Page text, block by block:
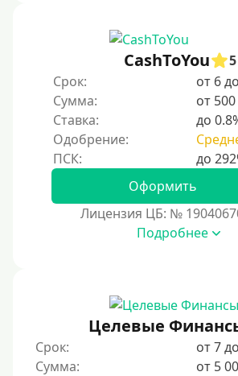
CashToYou
5
Срок:
от 6
Сумма:
от
Ставка:
до
Одобрение:
Оформить
Лицензия ЦБ: №
Подробнее
Целевые
Срок:
от 7
Сумма:
от 5